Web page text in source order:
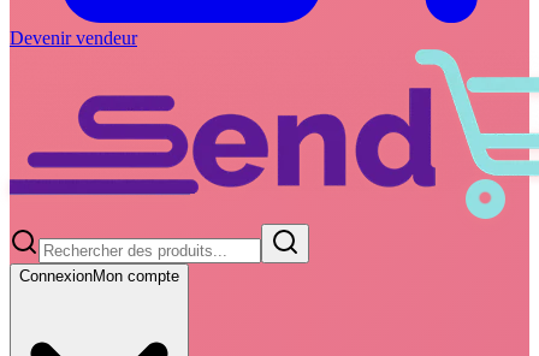
Devenir vendeur
ConnexionMon compte